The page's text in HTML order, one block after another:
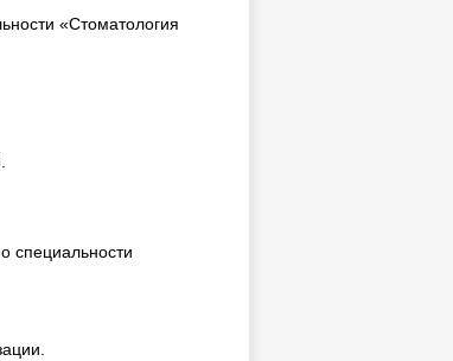
«Стоматология
специальности